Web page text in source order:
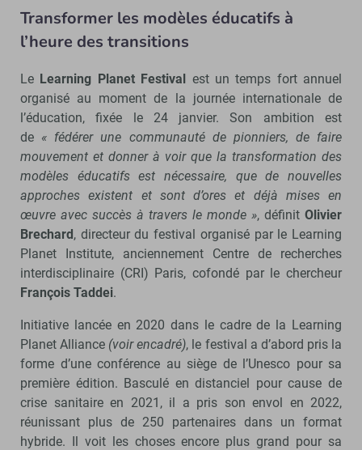
Transformer les modèles éducatifs à
l’heure des transitions
Le Learning Planet Festival est un temps fort annuel
organisé au moment de la journée internationale de
l’éducation, fixée le 24 janvier. Son ambition est
de « fédérer une communauté de pionniers, de faire
mouvement et donner à voir que la transformation des
modèles éducatifs est nécessaire, que de nouvelles
approches existent et sont d’ores et déjà mises en
œuvre avec succès à travers le monde », définit Olivier
Brechard, directeur du festival organisé par le Learning
Planet Institute, anciennement Centre de recherches
interdisciplinaire (CRI) Paris, cofondé par le chercheur
François Taddei.
Initiative lancée en 2020 dans le cadre de la Learning
Planet Alliance (voir encadré), le festival a d’abord pris la
forme d’une conférence au siège de l’Unesco pour sa
première édition. Basculé en distanciel pour cause de
crise sanitaire en 2021, il a pris son envol en 2022,
réunissant plus de 250 partenaires dans un format
hybride. Il voit les choses encore plus grand pour sa